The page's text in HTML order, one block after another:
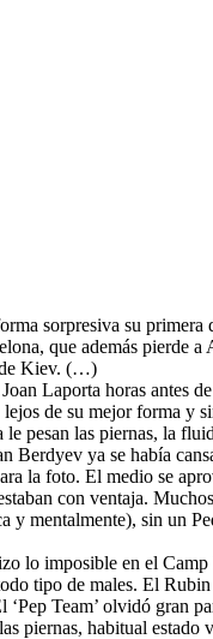
sorpresiva su
que además pierde a
de Kiev. (…)
Laporta horas antes
de su mejor forma y
las piernas, la
Berdyev ya se había
la foto. El medio se
con ventaja.
mentalmente), sin un
lo imposible en el
tipo de males. El
Team’ olvidó gran
piernas, habitual